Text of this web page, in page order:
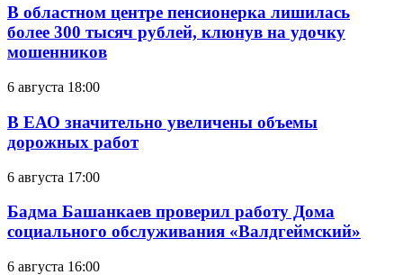
В областном центре пенсионерка лишилась
более 300 тысяч рублей, клюнув на удочку
мошенников
6 августа 18:00
В ЕАО значительно увеличены объемы
дорожных работ
6 августа 17:00
Бадма Башанкаев проверил работу Дома
социального обслуживания «Валдгеймский»
6 августа 16:00